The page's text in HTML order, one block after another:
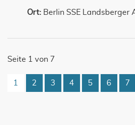
Ort: Berlin SSE Landsberger
Seite 1 von 7
1 2 3 4 5 6 7